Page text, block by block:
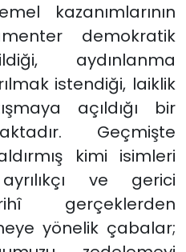
kazanımlarının
demokratik
aydınlanma
istendiği, laiklik
açıldığı bir
Geçmişte
kimi isimleri
ve gerici
gerçeklerden
yönelik çabalar;